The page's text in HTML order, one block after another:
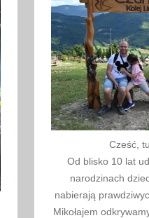
Cześć,
Od blisko 10 lat
narodzinach
nabierają
Mikołajem